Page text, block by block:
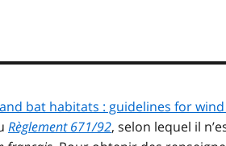
bat habitats : guidelines for
Règlement 671/92, selon lequel il